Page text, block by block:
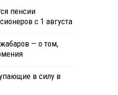
пенсии
с 1 августа
— о том,
в силу в